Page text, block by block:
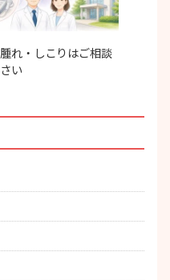
れ・しこりはご相談
い